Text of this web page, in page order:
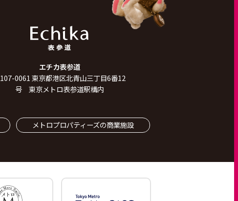
エチカ表参道
107-0061 東京都港区北青山三丁目6番12
号 東京メトロ表参道駅構内
メトロプロパティーズの商業施設